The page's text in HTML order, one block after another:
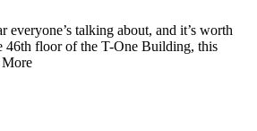
everyone’s talking about, and it’s worth
46th floor of the T-One Building, this
More